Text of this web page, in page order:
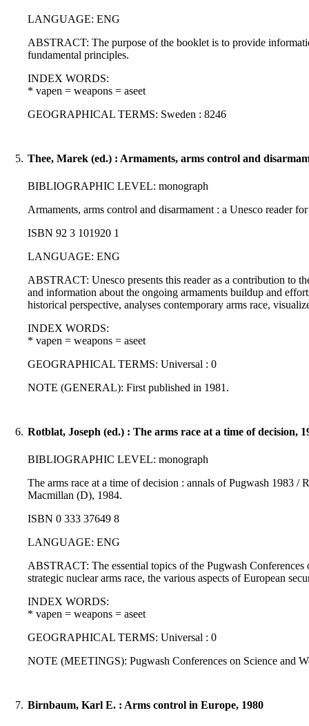
LANGUAGE: ENG
ABSTRACT: The purpose of the booklet is to provide
fundamental principles.
INDEX WORDS:
* vapen = weapons = aseet
GEOGRAPHICAL TERMS: Sweden : 8246
5. Thee, Marek (ed.) : Armaments, arms control and
BIBLIOGRAPHIC LEVEL: monograph
Armaments, arms control and disarmament : a Unesco reader
ISBN 92 3 101920 1
LANGUAGE: ENG
ABSTRACT: Unesco presents this reader as a contribution to
and information about the ongoing armaments buildup and
historical perspective, analyses contemporary arms race,
INDEX WORDS:
* vapen = weapons = aseet
GEOGRAPHICAL TERMS: Universal : 0
NOTE (GENERAL): First published in 1981.
6. Rotblat, Joseph (ed.) : The arms race at a time of decision,
BIBLIOGRAPHIC LEVEL: monograph
The arms race at a time of decision : annals of Pugwash 1983
Macmillan (D), 1984.
ISBN 0 333 37649 8
LANGUAGE: ENG
ABSTRACT: The essential topics of the Pugwash
strategic nuclear arms race, the various aspects of European
INDEX WORDS:
* vapen = weapons = aseet
GEOGRAPHICAL TERMS: Universal : 0
NOTE (MEETINGS): Pugwash Conferences on Science and
7. Birnbaum, Karl E. : Arms control in Europe, 1980